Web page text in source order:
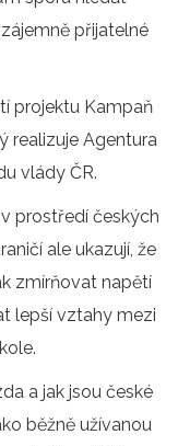
přijatelné
projektu Kampaň
realizuje Agentura
vlády ČR.
prostředí českých
ale ukazují, že
zmírňovat napětí
lepší vztahy mezi
a jak jsou české
běžně užívanou